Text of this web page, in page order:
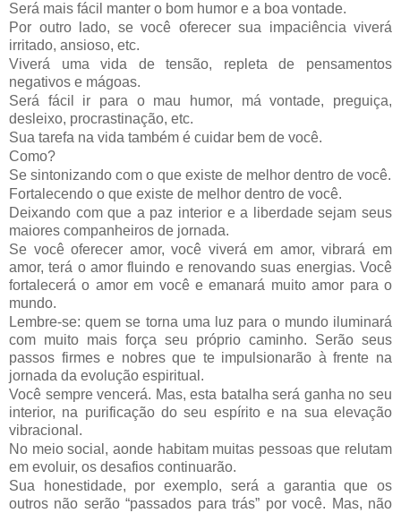
Será mais fácil manter o bom humor e a boa vontade.
Por outro lado, se você oferecer sua impaciência viverá
irritado, ansioso, etc.
Viverá uma vida de tensão, repleta de pensamentos
negativos e mágoas.
Será fácil ir para o mau humor, má vontade, preguiça,
desleixo, procrastinação, etc.
Sua tarefa na vida também é cuidar bem de você.
Como?
Se sintonizando com o que existe de melhor dentro de você.
Fortalecendo o que existe de melhor dentro de você.
Deixando com que a paz interior e a liberdade sejam seus
maiores companheiros de jornada.
Se você oferecer amor, você viverá em amor, vibrará em
amor, terá o amor fluindo e renovando suas energias. Você
fortalecerá o amor em você e emanará muito amor para o
mundo.
Lembre-se: quem se torna uma luz para o mundo iluminará
com muito mais força seu próprio caminho. Serão seus
passos firmes e nobres que te impulsionarão à frente na
jornada da evolução espiritual.
Você sempre vencerá. Mas, esta batalha será ganha no seu
interior, na purificação do seu espírito e na sua elevação
vibracional.
No meio social, aonde habitam muitas pessoas que relutam
em evoluir, os desafios continuarão.
Sua honestidade, por exemplo, será a garantia que os
outros não serão “passados para trás” por você. Mas, não